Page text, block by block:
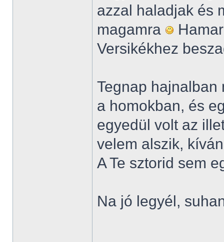
azzal haladjak és
magamra
Versikékhez
Tegnap
a homokban, és
egyedül volt az
velem alszik,
A Te sztorid sem
Na jó legyél,